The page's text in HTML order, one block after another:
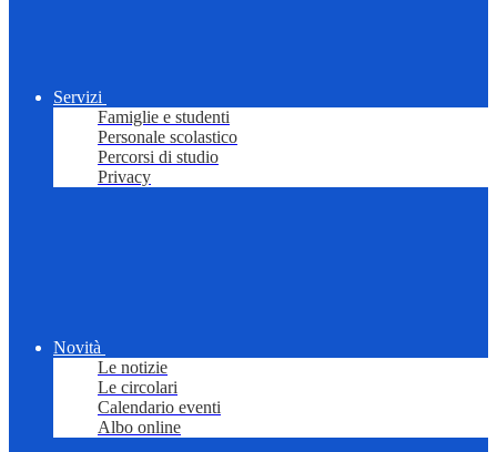
Servizi
Famiglie e studenti
Personale scolastico
Percorsi di studio
Privacy
Novità
Le notizie
Le circolari
Calendario eventi
Albo online